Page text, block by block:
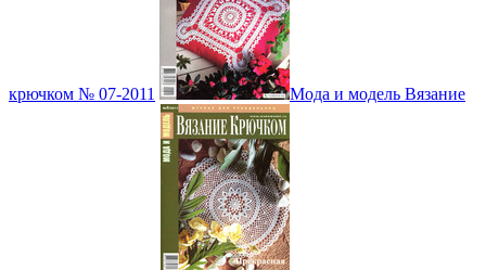
крючком № 07-2011 Мода и модель Вязание